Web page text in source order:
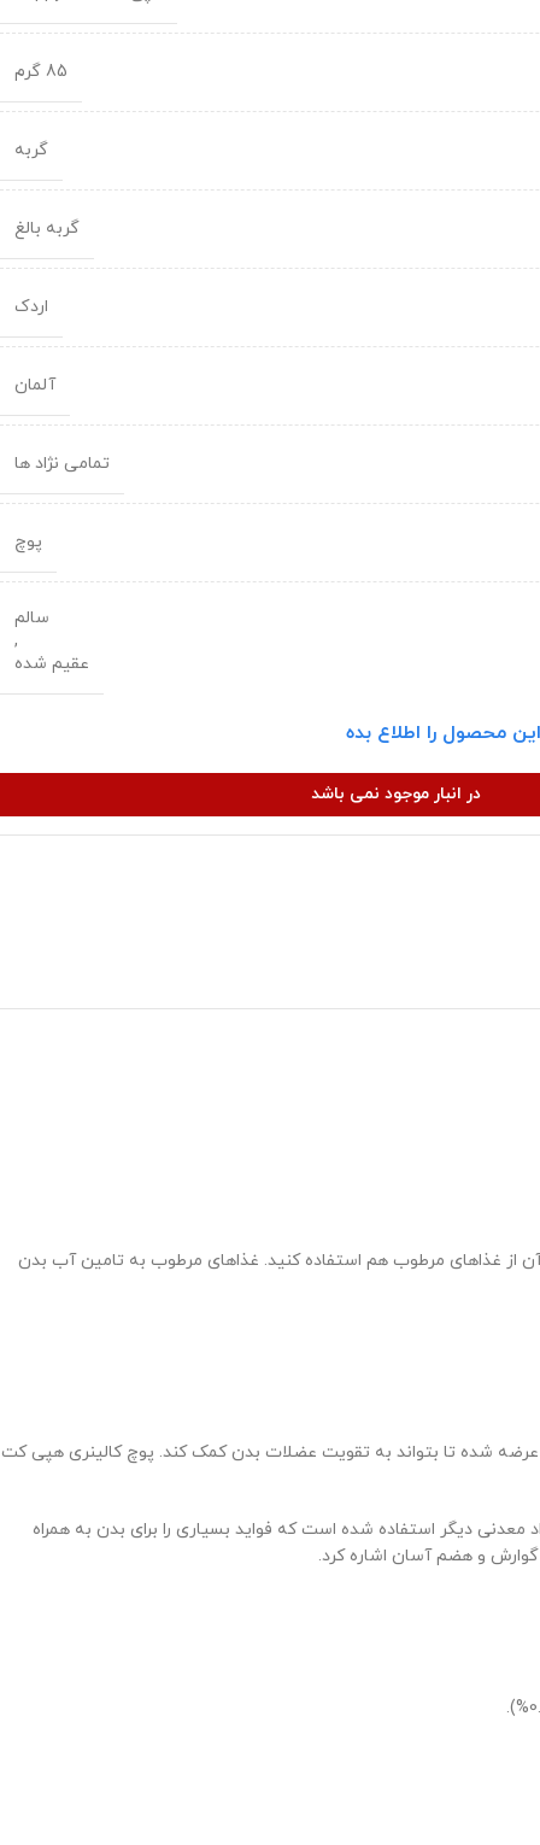
85 گرم
گربه
گربه بالغ
اردک
آلمان
تمامی نژاد ها
پوچ
سالم
,
عقیم شده
محصول را اطلاع بده
در انبار موجود نمی باشد
آن از غذاهای مرطوب هم استفاده کنید. غذاهای مرطوب به تامین آب بدن
شده تا بتواند به تقویت عضلات بدن کمک کند. پوچ کالینری هپی کت
در فرمولاسیون این پوچ از تورین ، امگا 3 ، امگا 6 و بسیاری از ویتامین ها و مواد معدنی دیگر استفاده شده است که فواید بسیاری را برای بدن به همراه
گوارش و هضم آسان اشاره کرد.